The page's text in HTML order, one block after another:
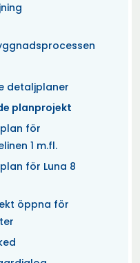
detaljplaner
planprojekt
för
1 m.fl.
för Luna 8
öppna för